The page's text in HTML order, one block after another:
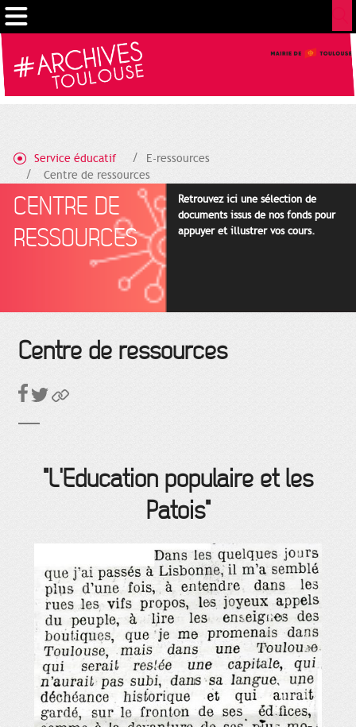
Service éducatif
E-ressources
Centre de ressources
CENTRE DE
RESSOURCES
Retrouvez ici une sélection de
documents issus de nos fonds pour
appuyer et illustrer vos cours.
Centre de ressources
"L'Education populaire et les
Patois"
Cookies management panel